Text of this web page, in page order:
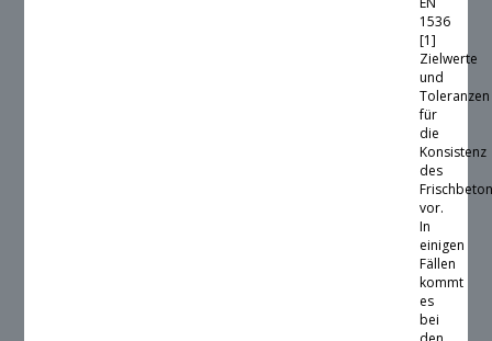
1536
[1]
Zielwerte
und
Toleranzen
für
die
Konsistenz
des
vor.
In
einigen
Fällen
kommt
es
bei